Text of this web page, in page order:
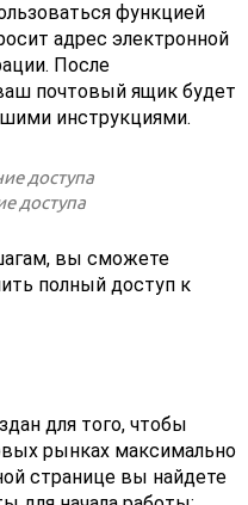
функцией
адрес электронной
После
почтовый ящик будет
инструкциями.
доступа
вы сможете
полный доступ к
для того, чтобы
рынках максимально
странице вы найдете